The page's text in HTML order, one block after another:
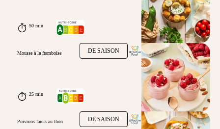
50 min
DE SAISON
Mousse à la framboise
25 min
DE SAISON
Poivrons farcis au thon